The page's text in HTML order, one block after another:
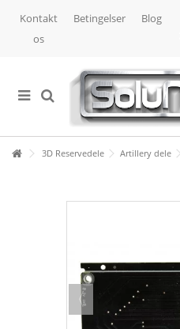
Betingelser Blog
Kontakt
os
3D Reservedele Artillery dele